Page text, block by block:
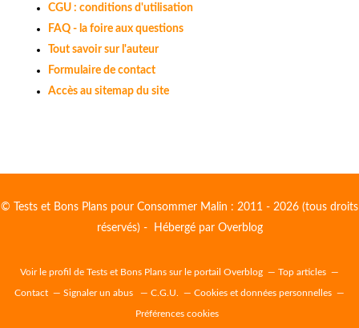
CGU : conditions d'utilisation
FAQ - la foire aux questions
Tout savoir sur l'auteur
Formulaire de contact
Accès au sitemap du site
© Tests et Bons Plans pour Consommer Malin : 2011 - 2026 (tous droits
réservés) - Hébergé par Overblog
Voir le profil de Tests et Bons Plans sur le portail Overblog Top articles
Contact Signaler un abus C.G.U. Cookies et données personnelles
Préférences cookies